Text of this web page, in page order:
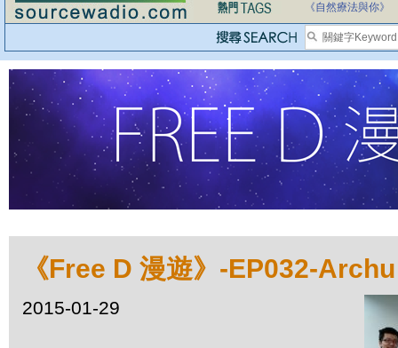
《自然療法與你》
《Free D 漫遊》-EP032-Archu
2015-01-29